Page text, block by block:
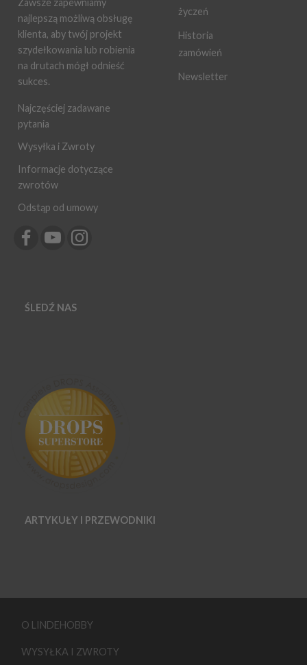
najlepszą możliwą obsługę
klienta, aby twój projekt
szydełkowania lub robienia
na drutach mógł odnieść
sukces.
Najczęściej zadawane
pytania
Wysyłka i Zwroty
Informacje dotyczące
zwrotów
Odstąp od umowy
życzeń
Historia
zamówień
Newsletter
ŚLEDŹ NAS
ARTYKUŁY I PRZEWODNIKI
O LINDEHOBBY
WYSYŁKA I ZWROTY